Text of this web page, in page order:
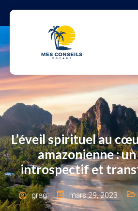
L’éveil spirituel au
amazonienne :
introspectif et
greg mars 29, 2023